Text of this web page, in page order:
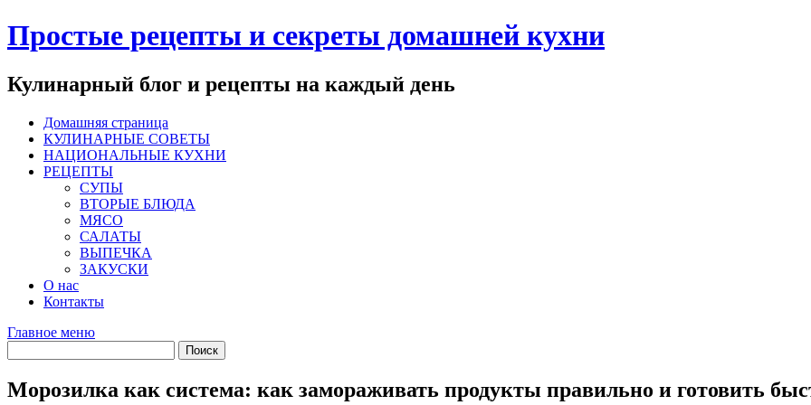
Перейти
к
Простые рецепты и секреты домашней кухни
Кулинарный блог и рецепты на каждый день
Домашняя страница
КУЛИНАРНЫЕ СОВЕТЫ
НАЦИОНАЛЬНЫЕ КУХНИ
РЕЦЕПТЫ
СУПЫ
ВТОРЫЕ БЛЮДА
МЯСО
САЛАТЫ
ВЫПЕЧКА
ЗАКУСКИ
О нас
Контакты
Главное меню
Морозилка как система: как замораживать продукты правильно и готовить